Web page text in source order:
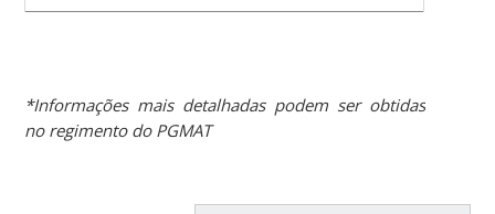
*Informações mais detalhadas podem ser obtidas
no regimento do PGMAT